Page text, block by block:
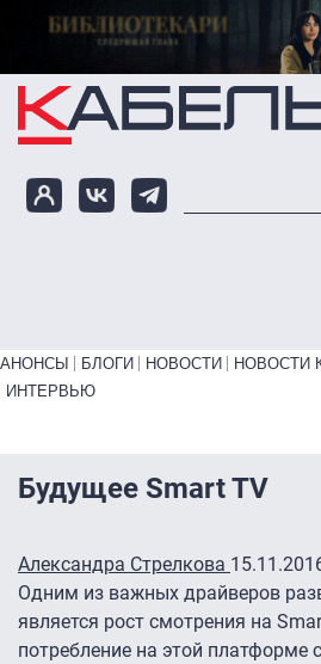
Перейти к основному содержанию
Primary links bottom
АНОНСЫ БЛОГИ НОВОСТИ НОВОСТИ
ИНТЕРВЬЮ
Будущее Smart TV
Александра Стрелкова
Одним из важных драйверов
является рост смотрения на
потребление на этой платформе